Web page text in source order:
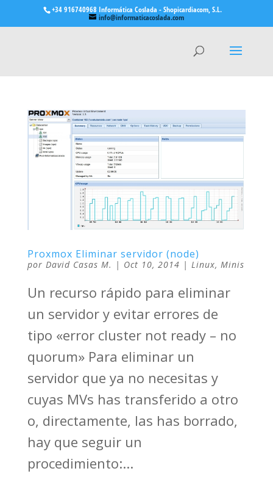
+34 916740968 Informática Coslada - Shopicardiacom, S.L.
info@informaticacoslada.com
Proxmox Eliminar servidor (node)
por David Casas M. | Oct 10, 2014 | Linux, Minis
Un recurso rápido para eliminar
un servidor y evitar errores de
tipo «error cluster not ready – no
quorum» Para eliminar un
servidor que ya no necesitas y
cuyas MVs has transferido a otro
o, directamente, las has borrado,
hay que seguir un
procedimiento:...